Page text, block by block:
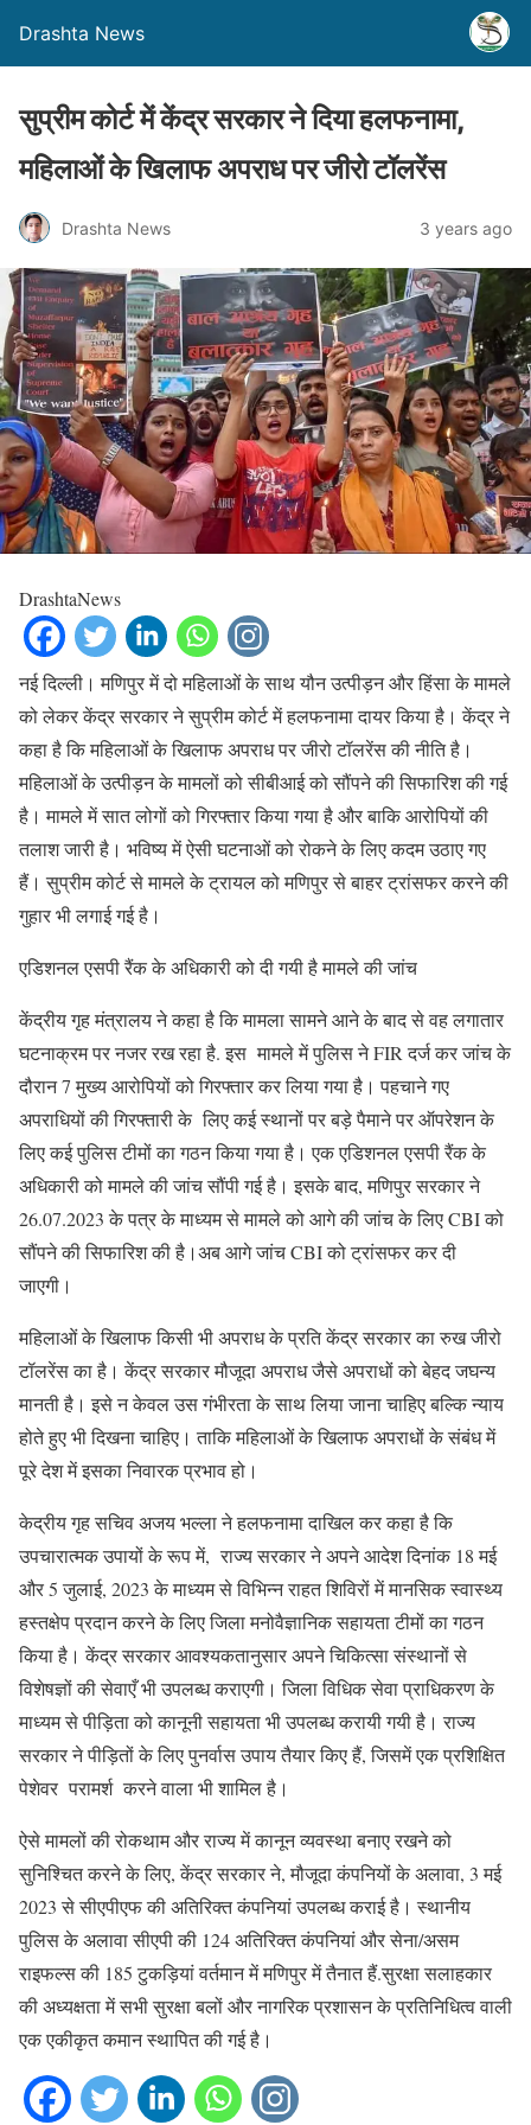
Drashta News
सुप्रीम कोर्ट में केंद्र सरकार ने दिया हलफनामा,
महिलाओं के खिलाफ अपराध पर जीरो टॉलरेंस
Drashta News 3 years ago
DrashtaNews
नई दिल्ली। मणिपुर में दो महिलाओं के साथ यौन उत्पीड़न और हिंसा के मामले
को लेकर केंद्र सरकार ने सुप्रीम कोर्ट में हलफनामा दायर किया है। केंद्र ने
कहा है कि महिलाओं के खिलाफ अपराध पर जीरो टॉलरेंस की नीति है।
महिलाओं के उत्पीड़न के मामलों को सीबीआई को सौंपने की सिफारिश की गई
है। मामले में सात लोगों को गिरफ्तार किया गया है और बाकि आरोपियों की
तलाश जारी है। भविष्य में ऐसी घटनाओं को रोकने के लिए कदम उठाए गए
हैं। सुप्रीम कोर्ट से मामले के ट्रायल को मणिपुर से बाहर ट्रांसफर करने की
गुहार भी लगाई गई है।
एडिशनल एसपी रैंक के अधिकारी को दी गयी है मामले की जांच
केंद्रीय गृह मंत्रालय ने कहा है कि मामला सामने आने के बाद से वह लगातार
घटनाक्रम पर नजर रख रहा है. इस मामले में पुलिस ने FIR दर्ज कर जांच के
दौरान 7 मुख्य आरोपियों को गिरफ्तार कर लिया गया है। पहचाने गए
अपराधियों की गिरफ्तारी के लिए कई स्थानों पर बड़े पैमाने पर ऑपरेशन के
लिए कई पुलिस टीमों का गठन किया गया है। एक एडिशनल एसपी रैंक के
अधिकारी को मामले की जांच सौंपी गई है। इसके बाद, मणिपुर सरकार ने
26.07.2023 के पत्र के माध्यम से मामले को आगे की जांच के लिए CBI को
सौंपने की सिफारिश की है।अब आगे जांच CBI को ट्रांसफर कर दी
जाएगी।
महिलाओं के खिलाफ किसी भी अपराध के प्रति केंद्र सरकार का रुख जीरो
टॉलरेंस का है। केंद्र सरकार मौजूदा अपराध जैसे अपराधों को बेहद जघन्य
मानती है। इसे न केवल उस गंभीरता के साथ लिया जाना चाहिए बल्कि न्याय
होते हुए भी दिखना चाहिए। ताकि महिलाओं के खिलाफ अपराधों के संबंध में
पूरे देश में इसका निवारक प्रभाव हो।
केद्रीय गृह सचिव अजय भल्ला ने हलफनामा दाखिल कर कहा है कि
उपचारात्मक उपायों के रूप में, राज्य सरकार ने अपने आदेश दिनांक 18 मई
और 5 जुलाई, 2023 के माध्यम से विभिन्न राहत शिविरों में मानसिक स्वास्थ्य
हस्तक्षेप प्रदान करने के लिए जिला मनोवैज्ञानिक सहायता टीमों का गठन
किया है। केंद्र सरकार आवश्यकतानुसार अपने चिकित्सा संस्थानों से
विशेषज्ञों की सेवाएँ भी उपलब्ध कराएगी। जिला विधिक सेवा प्राधिकरण के
माध्यम से पीड़िता को कानूनी सहायता भी उपलब्ध करायी गयी है। राज्य
सरकार ने पीड़ितों के लिए पुनर्वास उपाय तैयार किए हैं, जिसमें एक प्रशिक्षित
पेशेवर परामर्श करने वाला भी शामिल है।
ऐसे मामलों की रोकथाम और राज्य में कानून व्यवस्था बनाए रखने को
सुनिश्चित करने के लिए, केंद्र सरकार ने, मौजूदा कंपनियों के अलावा, 3 मई
2023 से सीएपीएफ की अतिरिक्त कंपनियां उपलब्ध कराई है। स्थानीय
पुलिस के अलावा सीएपी की 124 अतिरिक्त कंपनियां और सेना/असम
राइफल्स की 185 टुकड़ियां वर्तमान में मणिपुर में तैनात हैं.सुरक्षा सलाहकार
की अध्यक्षता में सभी सुरक्षा बलों और नागरिक प्रशासन के प्रतिनिधित्व वाली
एक एकीकृत कमान स्थापित की गई है।